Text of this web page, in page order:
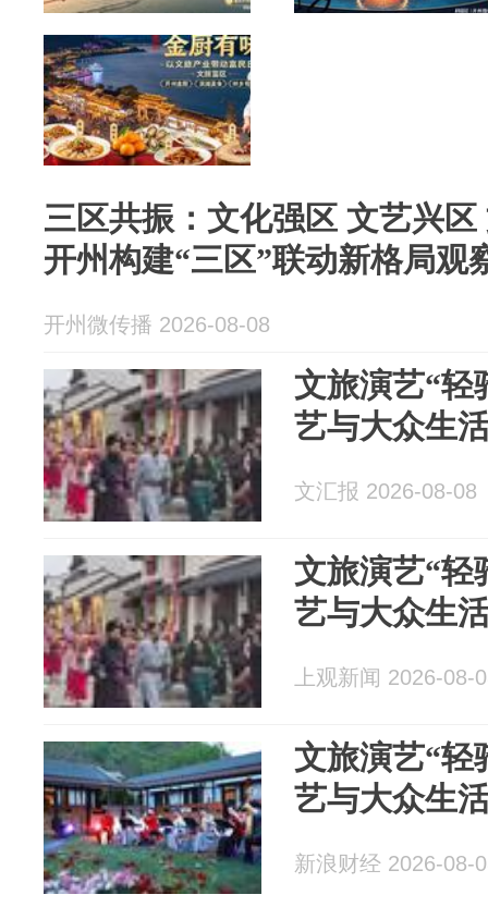
三区共振：文化强区 文艺兴区 文旅
开州构建“三区”联动新格局观
开州微传播 2026-08-08
文旅演艺“轻
艺与大众生
文汇报 2026-08-08
文旅演艺“轻
艺与大众生
上观新闻 2026-08-
文旅演艺“轻
艺与大众生
新浪财经 2026-08-